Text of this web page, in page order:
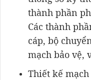
thành phần
Các thành
cáp, bộ
mạch bảo vệ,
Thiết kế